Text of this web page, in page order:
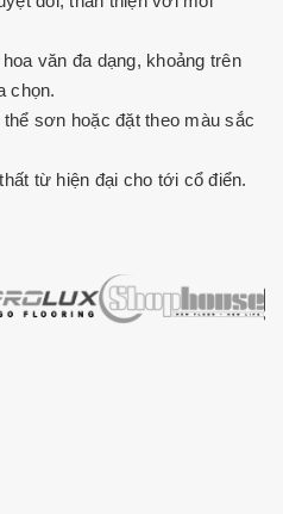
văn đa dạng, khoảng trên
chọn.
sơn hoặc đặt theo màu sắc
từ hiện đại cho tới cổ điển.